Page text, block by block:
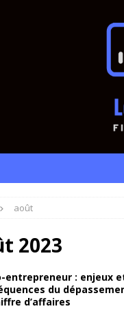
août
2023
entrepreneur : enjeux
du
d’affaires